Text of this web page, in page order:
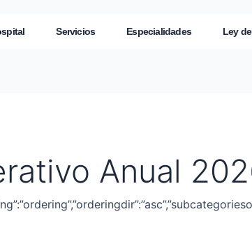
Servicios Especialidades Ley
Anual